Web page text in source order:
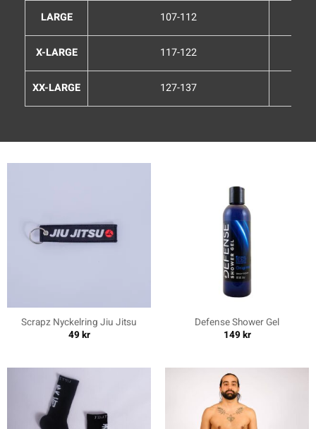
LARGE 107-112
X-LARGE 117-122
XX-LARGE 127-137
Scrapz Nyckelring Jiu Jitsu
49kr
Defense Shower Gel
149kr